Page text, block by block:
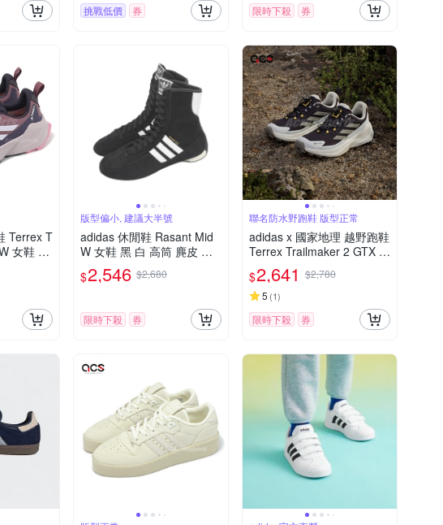
挑戰低價 券 限時下殺 券
Terrex T
女鞋 棕
IG176
版型偏小, 建議大半號
adidas 休閒鞋 Rasant Mid
W 女鞋 黑 白 高筒 麂皮 復
古 賽車鞋 JH6665
$2,546 $2,680
限時下殺 券
聯名防水野跑鞋 版型正常
adidas x 國家地理 越野跑鞋
Terrex Trailmaker 2 GTX 女
鞋 米白 紫 防水 愛迪達 JP7
065
$2,641 $2,780
5 (1)
限時下殺 券